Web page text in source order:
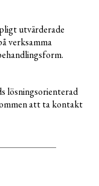
utvärderade
verksamma
lösningsorienterad
att ta kontakt